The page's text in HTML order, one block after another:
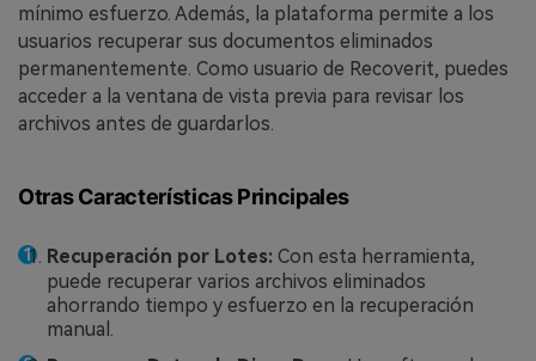
mínimo esfuerzo. Además, la plataforma permite a los
usuarios recuperar sus documentos eliminados
permanentemente. Como usuario de Recoverit, puedes
acceder a la ventana de vista previa para revisar los
archivos antes de guardarlos.
Otras Características Principales
Recuperación por Lotes: Con esta herramienta,
puede recuperar varios archivos eliminados
ahorrando tiempo y esfuerzo en la recuperación
manual.